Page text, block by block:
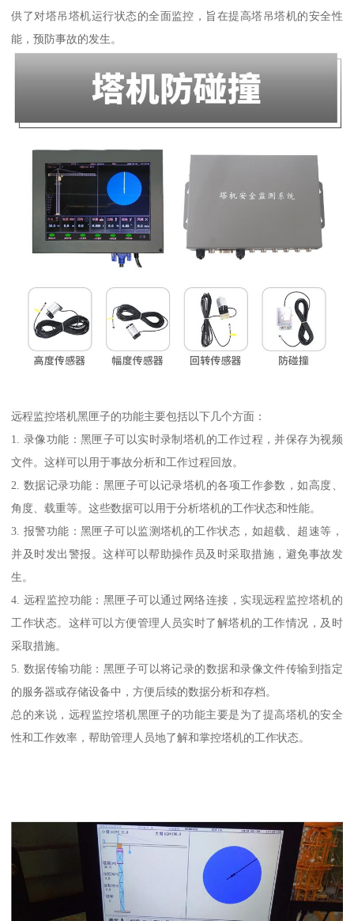
供了对塔吊塔机运行状态的全面监控，旨在提高塔吊塔机的安全性
能，预防事故的发生。
远程监控塔机黑匣子的功能主要包括以下几个方面：
1. 录像功能：黑匣子可以实时录制塔机的工作过程，并保存为视频
文件。这样可以用于事故分析和工作过程回放。
2. 数据记录功能：黑匣子可以记录塔机的各项工作参数，如高度、
角度、载重等。这些数据可以用于分析塔机的工作状态和性能。
3. 报警功能：黑匣子可以监测塔机的工作状态，如超载、超速等，
并及时发出警报。这样可以帮助操作员及时采取措施，避免事故发
生。
4. 远程监控功能：黑匣子可以通过网络连接，实现远程监控塔机的
工作状态。这样可以方便管理人员实时了解塔机的工作情况，及时
采取措施。
5. 数据传输功能：黑匣子可以将记录的数据和录像文件传输到指定
的服务器或存储设备中，方便后续的数据分析和存档。
总的来说，远程监控塔机黑匣子的功能主要是为了提高塔机的安全
性和工作效率，帮助管理人员地了解和掌控塔机的工作状态。